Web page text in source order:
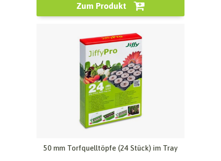
Zum Produkt
50 mm Torfquelltöpfe (24 Stück) im Tray